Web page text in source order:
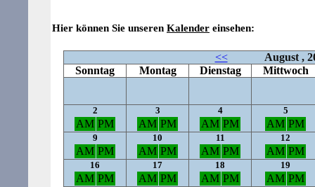
Hier können Sie unseren Kalender einsehen: